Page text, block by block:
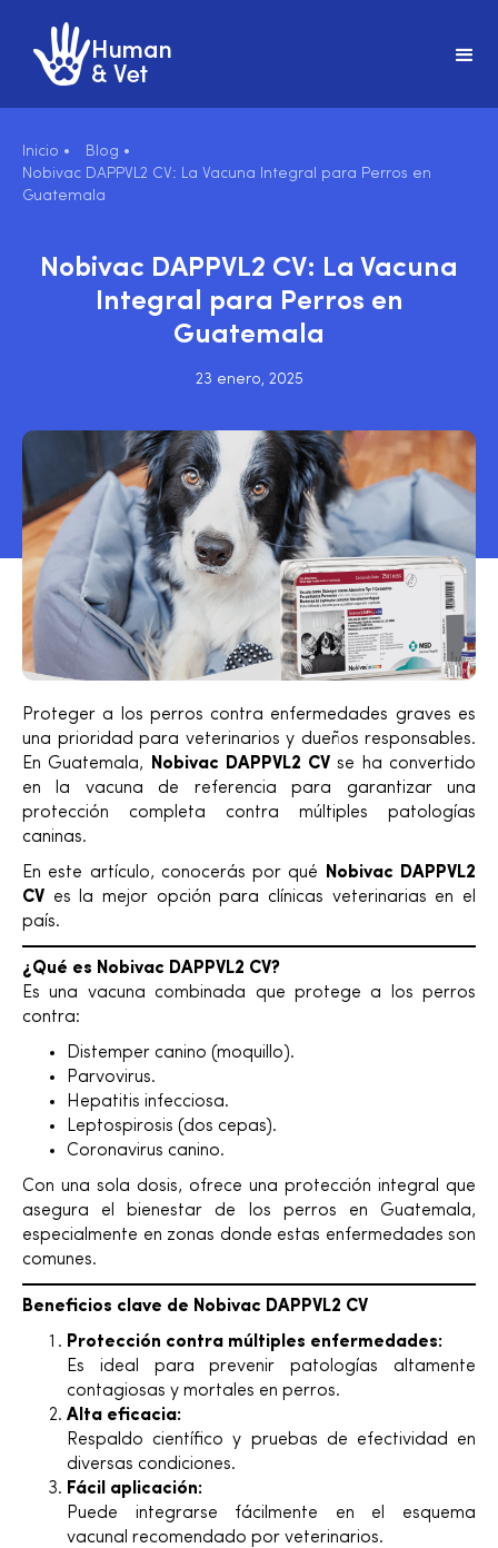
Inicio •
Blog •
Nobivac DAPPVL2 CV: La Vacuna Integral para Perros en
Guatemala
Nobivac DAPPVL2 CV: La Vacuna
Integral para Perros en
Guatemala
23 enero, 2025
Proteger a los perros contra enfermedades graves es
una prioridad para veterinarios y dueños responsables.
En Guatemala,
Nobivac DAPPVL2 CV se ha convertido
en la vacuna de referencia para garantizar una
protección completa contra múltiples patologías
caninas.
En este artículo, conocerás por qué
Nobivac DAPPVL2
CV es la mejor opción para clínicas veterinarias en el
país.
¿Qué es Nobivac DAPPVL2 CV?
Es una vacuna combinada que protege a los perros
contra:
Distemper canino (moquillo).
Parvovirus.
Hepatitis infecciosa.
Leptospirosis (dos cepas).
Coronavirus canino.
Con una sola dosis, ofrece una protección integral que
asegura el bienestar de los perros en Guatemala,
especialmente en zonas donde estas enfermedades son
comunes.
Beneficios clave de Nobivac DAPPVL2 CV
Protección contra múltiples enfermedades:
Es ideal para prevenir patologías altamente
contagiosas y mortales en perros.
Alta eficacia:
Respaldo científico y pruebas de efectividad en
diversas condiciones.
Fácil aplicación:
Puede integrarse fácilmente en el esquema
vacunal recomendado por veterinarios.